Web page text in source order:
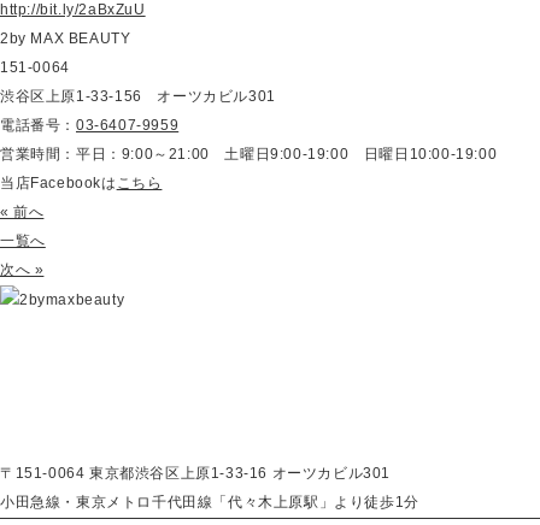
http://bit.ly/2aBxZuU
2by MAX BEAUTY
151-0064
渋谷区上原1-33-156 オーツカビル301
電話番号： 03-6407-9959
営業時間：平日：9:00～21:00 土曜日9:00-19:00 日曜日10:00-19:00
当店Facebookは こちら
« 前へ
一覧へ
次へ »
〒151-0064 東京都渋谷区上原1-33-16 オーツカビル301
小田急線・東京メトロ千代田線「代々木上原駅」より徒歩1分